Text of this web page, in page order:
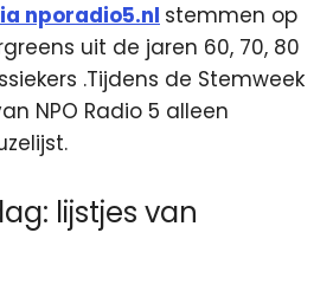
nporadio5.nl stemmen op
uit de jaren 60, 70, 80
.Tijdens de Stemweek
NPO Radio 5 alleen
lijstjes van